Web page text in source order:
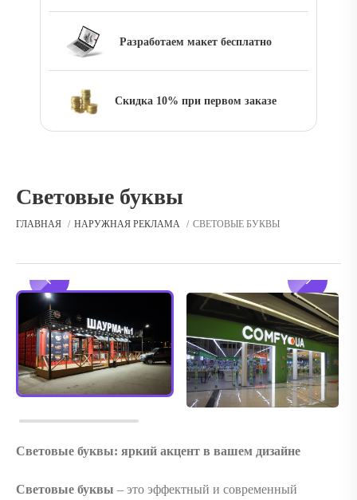
Разработаем макет бесплатно
Скидка 10% при первом заказе
Световые буквы
ГЛАВНАЯ НАРУЖНАЯ РЕКЛАМА СВЕТОВЫЕ БУКВЫ
Световые буквы: яркий акцент в вашем дизайне
Световые буквы – это эффектный и современный